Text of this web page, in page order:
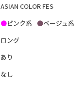
ASIAN COLOR FES
ピンク系
ベージュ系
ロング
あり
なし